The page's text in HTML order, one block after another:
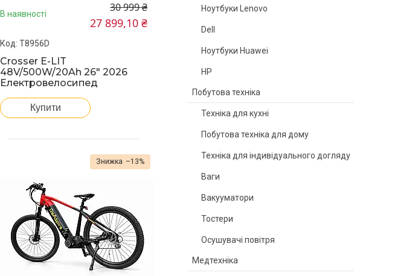
Ноутбуки Lenovo
Dell
Ноутбуки Huawei
HP
Побутова техніка
Техніка для кухні
Побутова техніка для дому
Техніка для індивідуального догляду
Ваги
Вакууматори
Тостери
Осушувачі повітря
Медтехніка
В наявності 30 999 ₴
27 899,10 ₴
T8956D
Crosser E-LIT
48V/500W/20Ah 26" 2026
Електровелосипед
Купити
–13%